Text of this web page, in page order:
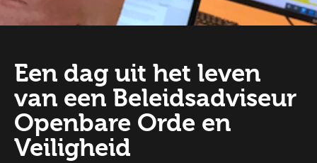
Een dag uit het leven
van een Beleidsadviseur
Openbare Orde en
Veiligheid